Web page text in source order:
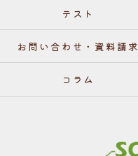
テスト
お問い合わせ・資料請求
コラム